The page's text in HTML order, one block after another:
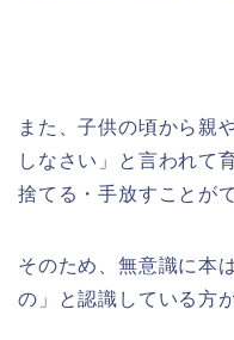
また、子供の頃から親
しなさい」と言われて
捨てる・手放すことが
そのため、無意識に本
の」と認識している方